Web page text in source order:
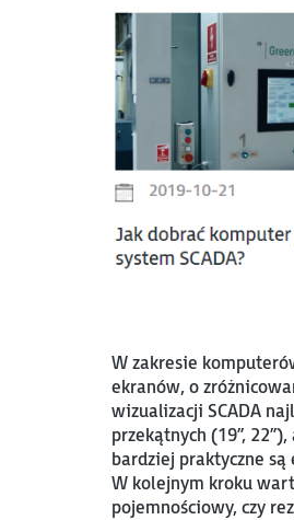
W zakresie
ekranów, o
wizualizacji SCADA
przekątnych (19”,
bardziej praktyczne są
W kolejnym kroku
pojemnościowy, czy